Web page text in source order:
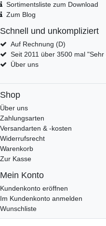
Sortimentsliste zum Download
Zum Blog
Schnell und unkompliziert
Auf Rechnung (D)
Seit 2011 über 3500 mal
Über uns
Shop
Über uns
Zahlungsarten
Versandarten & -kosten
Widerrufsrecht
Warenkorb
Zur Kasse
Mein Konto
Kundenkonto eröffnen
Im Kundenkonto anmelden
Wunschliste